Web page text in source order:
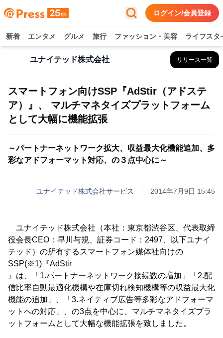
ログイン/会員登録
新着 エンタメ グルメ 旅行 ファッション・美容 ライフスタ
ユナイテッド株式会社 リリース一覧
スマートフォン向けSSP『AdStir（アドステ
ア）』、 マルチマネタイズプラットフォーム
として大幅に機能拡張
～パートナーネットワーク拡大、収益最大化機能追加、多
彩なアドフォーマット対応、の３点中心に～
ユナイテッド株式会社サービス 2014年7月9日 15:45
ユナイテッド株式会社（本社：東京都渋谷区、代表取締
役会長CEO：早川与規、証券コード：2497、以下ユナイ
テッド）の所有するスマートフォン媒体社向けの
SSP(※1)『AdStir
』は、「1.パートナーネットワーク接続数の増加」「2.配
信比率自動最適化機構や在庫切れ検知機構等の収益最大化
機能の追加」、「3.ネイティブ広告等多彩なアドフォーマ
ットへの対応」、の3点を中心に、マルチマネタイズプラ
ットフォームとして大幅な機能拡張を致しました。